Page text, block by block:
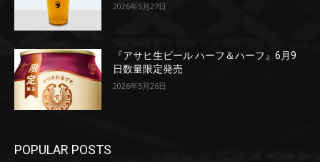
2026年5月27日
『アサヒ生ビール ハーフ＆ハーフ』6月9
日数量限定発売
2026年5月26日
POPULAR POSTS